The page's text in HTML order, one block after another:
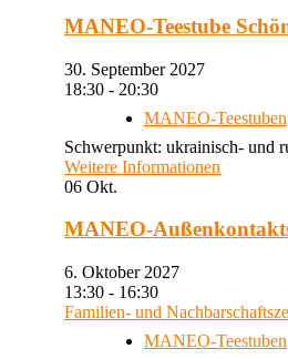
MANEO-Teestube
30. September 2027
18:30 - 20:30
MANEO-Teestuben
Schwerpunkt: ukrainisch- und
Weitere Informationen
06 Okt.
MANEO-
6. Oktober 2027
13:30 - 16:30
Familien- und
MANEO-Teestuben